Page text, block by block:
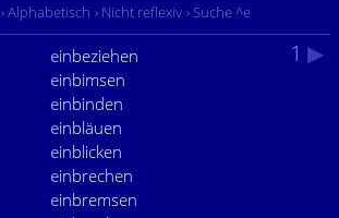
› Alphabetisch › Nicht reflexiv › Suche ^e
1 ▶
einbeziehen
einbimsen
einbinden
einbläuen
einblicken
einbrechen
einbremsen